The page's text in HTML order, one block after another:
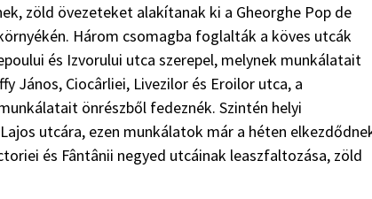
zöld övezeteket alakítanak ki a Gheorghe Pop de
Három csomagba foglalták a köves utcák
és Izvorului utca szerepel, melynek munkálatait
János, Ciocârliei, Livezilor és Eroilor utca, a
önrészből fedeznék. Szintén helyi
utcára, ezen munkálatok már a héten
és Fântânii negyed utcáinak leaszfaltozása, zöld